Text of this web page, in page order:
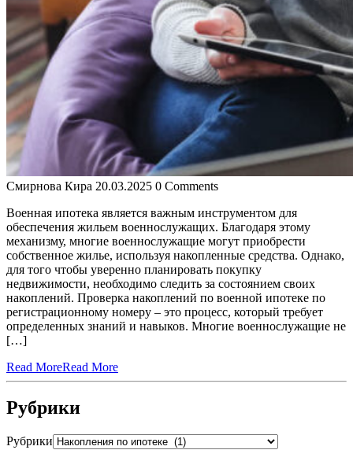
Смирнова Кира 20.03.2025 0 Comments
Военная ипотека является важным инструментом для
обеспечения жильем военнослужащих. Благодаря этому
механизму, многие военнослужащие могут приобрести
собственное жилье, используя накопленные средства. Однако,
для того чтобы уверенно планировать покупку
недвижимости, необходимо следить за состоянием своих
накоплений. Проверка накоплений по военной ипотеке по
регистрационному номеру – это процесс, который требует
определенных знаний и навыков. Многие военнослужащие не
[…]
Read MoreRead More
Рубрики
Рубрики